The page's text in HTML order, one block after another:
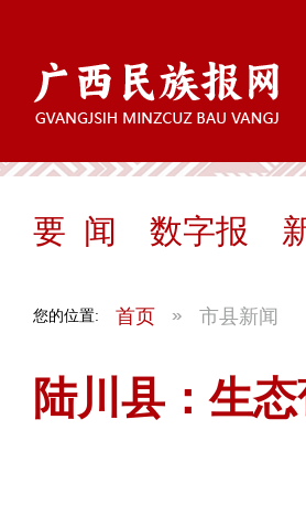
要 闻 数字报
您的位置: 首页 市县新闻
陆川县：生